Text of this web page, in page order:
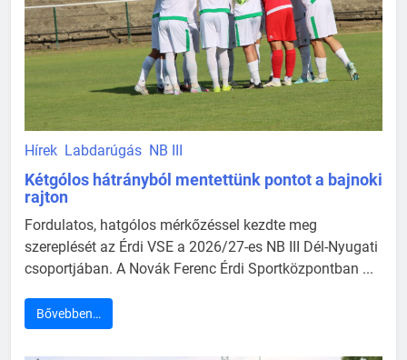
Hírek Labdarúgás NB III
Kétgólos hátrányból mentettünk pontot a bajnoki
rajton
Fordulatos, hatgólos mérkőzéssel kezdte meg
szereplését az Érdi VSE a 2026/27-es NB III Dél-Nyugati
csoportjában. A Novák Ferenc Érdi Sportközpontban ...
Bővebben…